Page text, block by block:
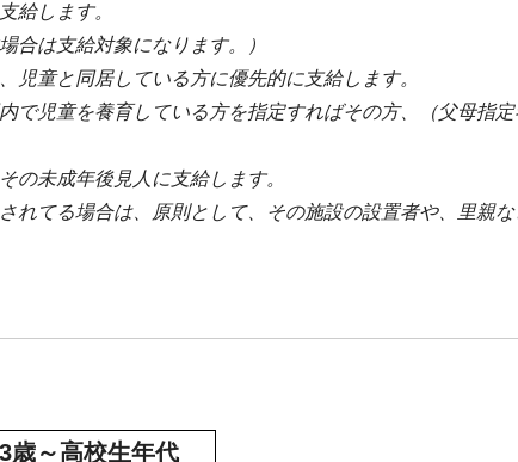
給します。
合は支給対象になります。）
児童と同居している方に優先的に支給します。
で児童を養育している方を指定すればその方、（父母指
の未成年後見人に支給します。
れてる場合は、原則として、その施設の設置者や、里親
3歳～高校生年代